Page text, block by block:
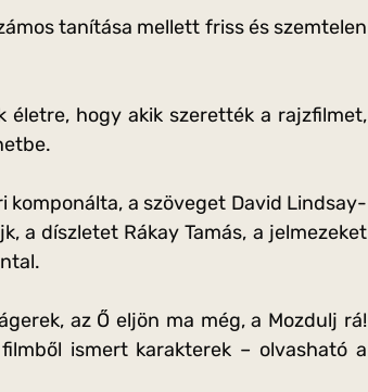
tanítása mellett friss és szemtelen
életre, hogy akik szerették a rajzfilmet,
komponálta, a szöveget David Lindsay-
a díszletet Rákay Tamás, a jelmezeket
az Ő eljön ma még, a Mozdulj rá!
ismert karakterek – olvasható a